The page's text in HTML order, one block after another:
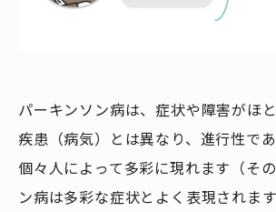
パーキンソン病は、症状や障害がほ
疾患（病気）とは異なり、進行性で
個々人によって多彩に現れます（そ
ン病は多彩な症状とよく表現されます